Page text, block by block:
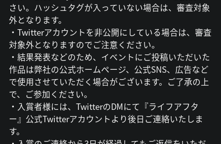
さい。ハッシュタグが入っていない場合は、審査対象
外となります。
・Twitterアカウントを非公開にしている場合は、審査
対象外となりますのでご注意ください。
・結果発表などのため、イベントにご投稿いただいた
作品は弊社の公式ホームページ、公式SNS、広告など
で使用させていただく場合がございます。ご了承の上
で、ご参加ください。
・入賞者様には、TwitterのDMにて『ライフアフタ
ー』公式Twitterアカウントより後日ご連絡いたしま
す。